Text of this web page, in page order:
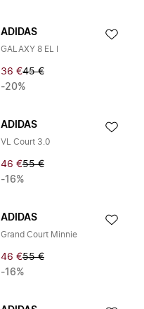
ADIDAS
GALAXY 8 EL I
36 €45 €
-20%
ADIDAS
VL Court 3.0
46 €55 €
-16%
ADIDAS
Grand Court Minnie
46 €55 €
-16%